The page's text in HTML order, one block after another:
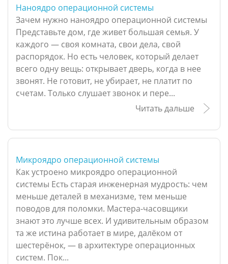
Наноядро операционной системы
Зачем нужно наноядро операционной системы
Представьте дом, где живет большая семья. У
каждого — своя комната, свои дела, свой
распорядок. Но есть человек, который делает
всего одну вещь: открывает дверь, когда в нее
звонят. Не готовит, не убирает, не платит по
счетам. Только слушает звонок и пере...
Читать дальше
Микроядро операционной системы
Как устроено микроядро операционной
системы Есть старая инженерная мудрость: чем
меньше деталей в механизме, тем меньше
поводов для поломки. Мастера-часовщики
знают это лучше всех. И удивительным образом
та же истина работает в мире, далёком от
шестерёнок, — в архитектуре операционных
систем. Пок...